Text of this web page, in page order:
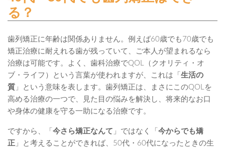
る？
歯列矯正に年齢は関係ありません。例えば60歳でも70歳でも
矯正治療に耐えれる歯が残っていて、ご本人が望まれるなら
治療は可能です。よく、歯科治療でQOL（クオリティ・オ
ブ・ライフ）という言葉が使われますが、これは「 生活の
質 」という意味を表します。歯列矯正は、まさにこのQOLを
高める治療の一つで、見た目の悩みを解決し、将来的なお口
や身体の健康を守る一助になる治療です。
ですから、「 今さら矯正なんて 」ではなく「 今からでも矯
正 」と考えることができれば、50代・60代になったときの生